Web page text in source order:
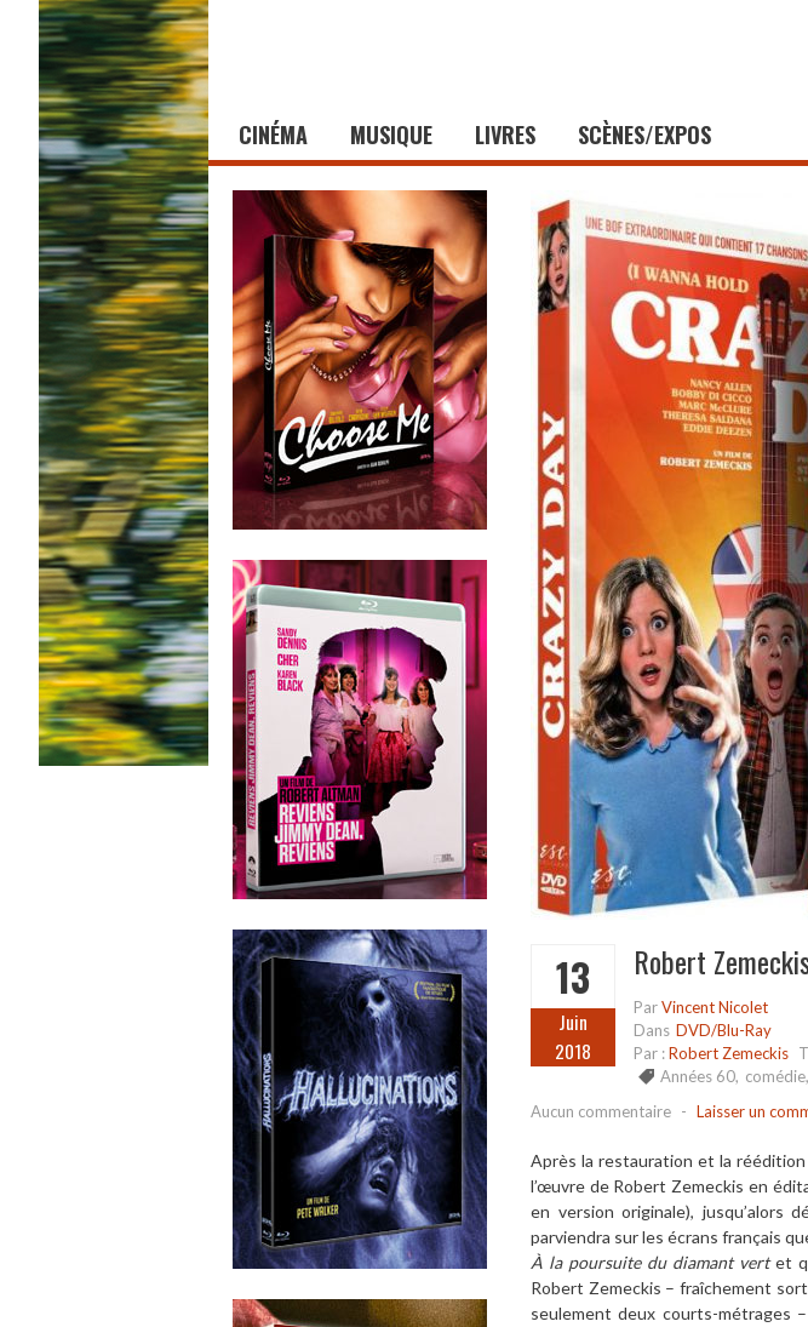
CINÉMA MUSIQUE LIVRES SCÈNES/EXPOS
13
Juin
2018
Robert
ParVincent Nicolet
Dans DVD/Blu-Ray
Par :Robert Zemeckis
Années 60, comédie,
Aucun commentaire - Laisser un
Après la restauration et la réédition
l’œuvre de Robert Zemeckis en
en version originale), jusqu’alors
parviendra sur les écrans français
À la poursuite du diamant vertet
Robert Zemeckis – fraîchement
seulement deux courts-métrages